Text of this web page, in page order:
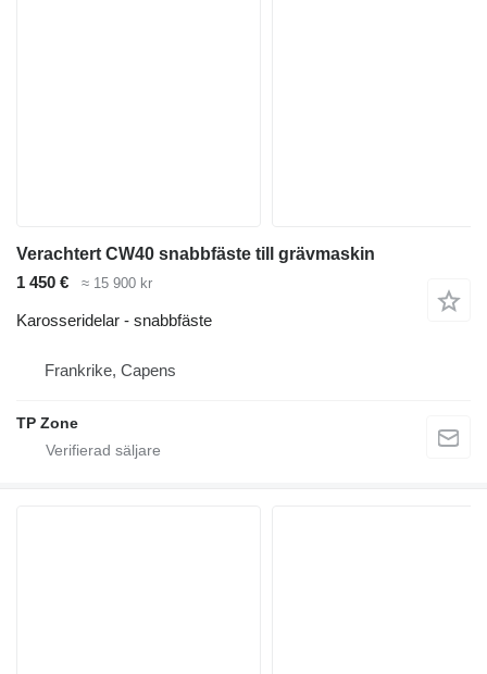
Verachtert CW40 snabbfäste till grävmaskin
1 450 €
≈ 15 900 kr
Karosseridelar - snabbfäste
Frankrike, Capens
TP Zone